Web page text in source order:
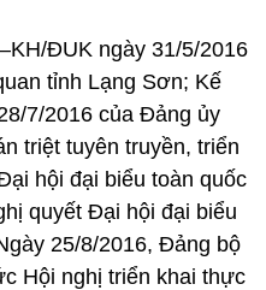
ĐUK ngày 31/5/2016
tỉnh Lạng Sơn; Kế
7/2016 của Đảng ủy
triệt tuyên truyền, triển
hội đại biểu toàn quốc
quyết Đại hội đại biểu
25/8/2016, Đảng bộ
Hội nghị triển khai thực